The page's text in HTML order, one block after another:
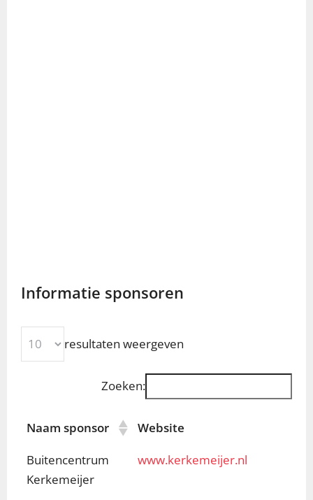
Informatie sponsoren
resultaten weergeven
Zoeken:
Naam sponsor
Website
Buitencentrum
Kerkemeijer
www.kerkemeijer.nl